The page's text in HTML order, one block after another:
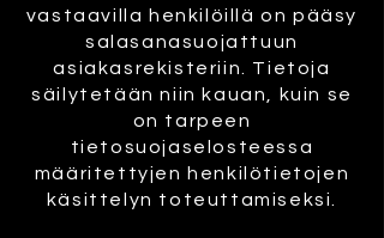
vastaavilla henkilöillä on pääsy
salasanasuojattuun
asiakasrekisteriin. Tietoja
säilytetään niin kauan, kuin se
on tarpeen
tietosuojaselosteessa
määritettyjen henkilötietojen
käsittelyn toteuttamiseksi.